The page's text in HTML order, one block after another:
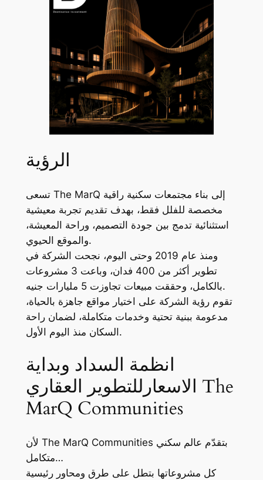
الرؤية
تسعى The MarQ إلى بناء مجتمعات سكنية راقية
مخصصة للفلل فقط، بهدف تقديم تجربة معيشية
استثنائية تدمج بين جودة التصميم، وراحة المعيشة،
والموقع الحيوي.
ومنذ عام 2019 وحتى اليوم، نجحت الشركة في
تطوير أكثر من 400 فدان، وباعت 3 مشروعات
بالكامل، وحققت مبيعات تجاوزت 5 مليارات جنيه.
تقوم رؤية الشركة على اختيار مواقع جاهزة بالحياة،
مدعومة ببنية تحتية وخدمات متكاملة، لضمان راحة
السكان منذ اليوم الأول.
انظمة السداد وبداية
الاسعارللتطوير العقاري The
MarQ Communities
لأن The MarQ Communities بتقدّم عالم سكني
متكامل…
كل مشروعاتها بتطل على طرق ومحاور رئيسية